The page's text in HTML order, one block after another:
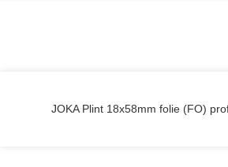
JOKA Plint 18x58mm folie (FO)